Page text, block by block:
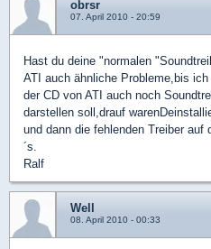
obrsr
07. April 2010 - 20:59
Hast du deine "normalen
ATI auch ähnliche Probleme,bis
der CD von ATI auch noch
darstellen soll,drauf
und dann die fehlenden Treiber
´s.
Ralf
Well
08. April 2010 - 00:33